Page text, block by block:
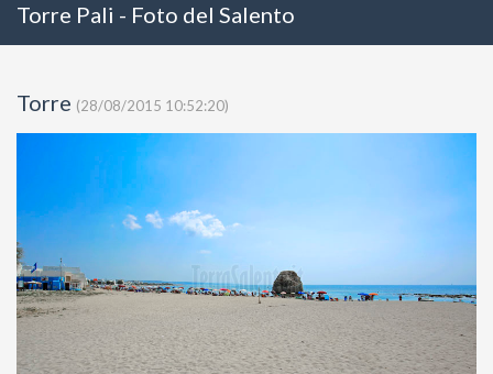
Torre Pali - Foto del Salento
Torre (28/08/2015 10:52:20)